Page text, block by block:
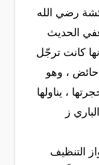
رضي الله
الحديث
كانت ترجّل
حائض ، وهو
، يناولها
التنظيف